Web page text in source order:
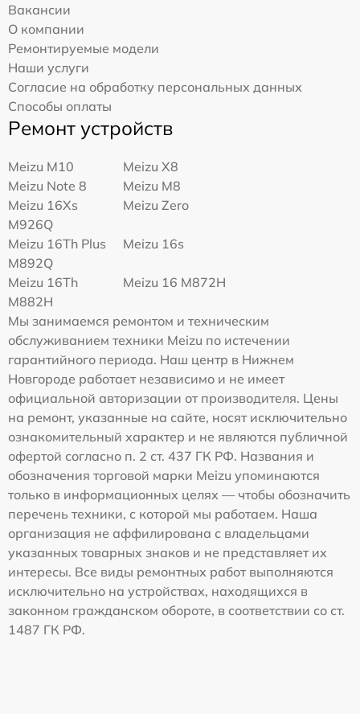
Вакансии
О компании
Ремонтируемые модели
Наши услуги
Согласие на обработку персональных данных
Способы оплаты
Ремонт устройств
Meizu M10
Meizu X8
Meizu Note 8
Meizu M8
Meizu 16Xs
M926Q
Meizu Zero
Meizu 16Th Plus
M892Q
Meizu 16s
Meizu 16Th
M882H
Meizu 16 M872H
Мы занимаемся ремонтом и техническим
обслуживанием техники Meizu по истечении
гарантийного периода. Наш центр в Нижнем
Новгороде работает независимо и не имеет
официальной авторизации от производителя. Цены
на ремонт, указанные на сайте, носят исключительно
ознакомительный характер и не являются публичной
офертой согласно п. 2 ст. 437 ГК РФ. Названия и
обозначения торговой марки Meizu упоминаются
только в информационных целях — чтобы обозначить
перечень техники, с которой мы работаем. Наша
организация не аффилирована с владельцами
указанных товарных знаков и не представляет их
интересы. Все виды ремонтных работ выполняются
исключительно на устройствах, находящихся в
законном гражданском обороте, в соответствии со ст.
1487 ГК РФ.